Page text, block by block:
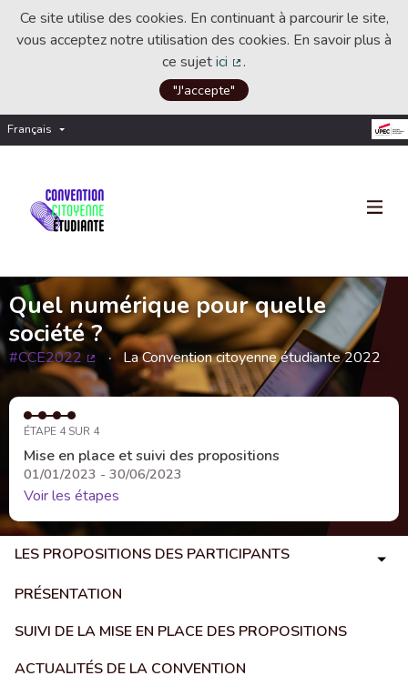
Ce site utilise des cookies. En continuant à parcourir le site,
vous acceptez notre utilisation des cookies. En savoir plus à
ce sujetici
(Lien externe)
.
"J'accepte"
Français Choisir la langue
Quel numérique pour quelle
société ?
#CCE2022
(Lien externe)
La Convention citoyenne étudiante 2022
ÉTAPE 4 SUR 4
Mise en place et suivi des propositions
01/01/2023 - 30/06/2023
Voir les étapes
LES PROPOSITIONS DES PARTICIPANTS
PRÉSENTATION
SUIVI DE LA MISE EN PLACE DES PROPOSITIONS
ACTUALITÉS DE LA CONVENTION